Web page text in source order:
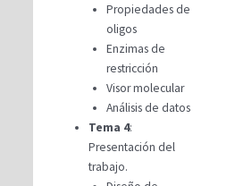
Propiedades de
oligos
Enzimas de
restricción
Visor molecular
Análisis de datos
Tema 4:
Presentación del
trabajo.